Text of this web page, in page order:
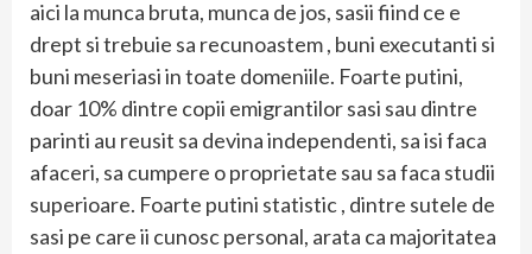
aici la munca bruta, munca de jos, sasii fiind ce e
drept si trebuie sa recunoastem , buni executanti si
buni meseriasi in toate domeniile. Foarte putini,
doar 10% dintre copii emigrantilor sasi sau dintre
parinti au reusit sa devina independenti, sa isi faca
afaceri, sa cumpere o proprietate sau sa faca studii
superioare. Foarte putini statistic , dintre sutele de
sasi pe care ii cunosc personal, arata ca majoritatea